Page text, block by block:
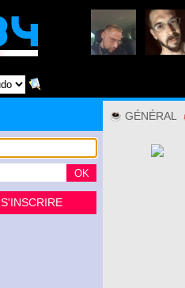
S'INSCRIRE
GÉNÉRAL